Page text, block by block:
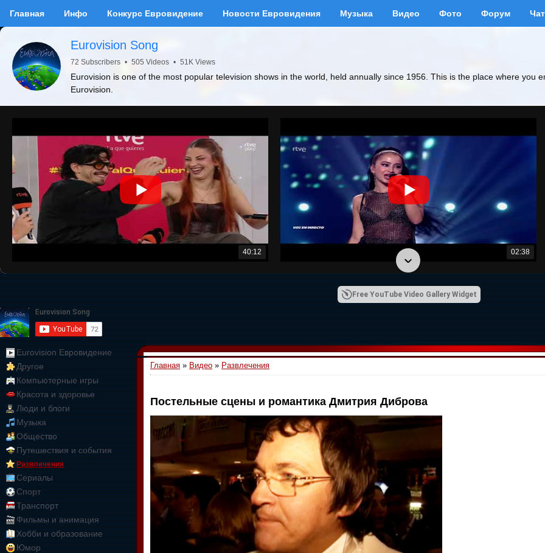
Главная Инфо Конкурс Евровидение Новости Евровидения Музыка Видео Фото Форум Чат
Eurovision Song
72 Subscribers • 505 Videos • 51K Views
Eurovision is one of the most popular television shows in the world, held annually since 1956. This is the place where you
Eurovision.
40:12 02:38
01:09:10
Free YouTube Video Gallery Widget
Eurovision Евровидение
Другое
Компьютерные игры
Красота и здоровье
Люди и блоги
Музыка
Общество
Путешествия и события
Развлечения
Сериалы
Спорт
Транспорт
Фильмы и анимация
Хобби и образование
Юмор
Главная » Видео » Развлечения
Постельные сцены и романтика Дмитрия Диброва